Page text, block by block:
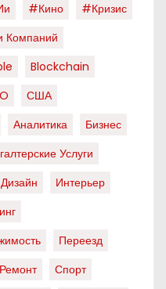
#кино
#кризис
Компаний
Blockchain
США
Аналитика
Бизнес
Услуги
Дизайн
Интерьер
Переезд
Ремонт
Спорт